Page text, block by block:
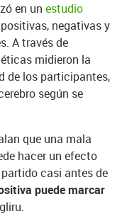
en un estudio
negativas y
A través de
midieron la
de los participantes,
según se
que una mala
hacer un efecto
casi antes de
puede marcar